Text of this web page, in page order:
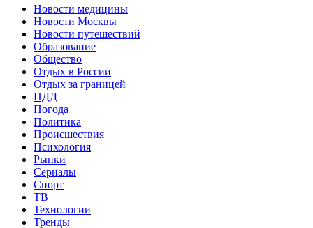
Новости медицины
Новости Москвы
Новости путешествий
Образование
Общество
Отдых в России
Отдых за границей
ПДД
Погода
Политика
Происшествия
Психология
Рынки
Сериалы
Спорт
ТВ
Технологии
Тренды